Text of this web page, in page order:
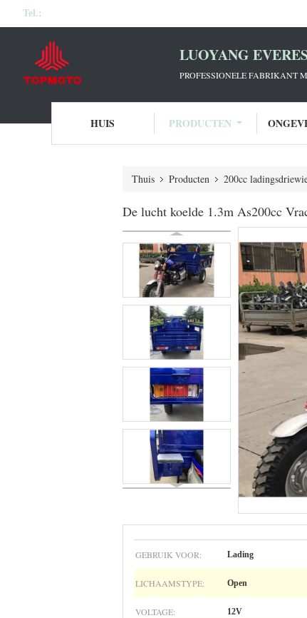
Tel.:
LUOYANG
PROFESSIONELE FABRIKANT
HUIS PRODUCTEN
Thuis Producten 200cc
De lucht koelde 1.3m As200cc
GEBRUIK VOOR: Lading
LICHAAMSTYPE: Open
VOLTAGE: 12V